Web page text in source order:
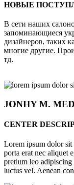
НОВЫЕ
В сети наших
запоминающиеся
дизайнеров, таких
многие другие.
тд.
JONHYM.
CENTER
Lorem ipsum dolor sit
porta erat nec aliquet
pretium leo adipiscing
luctus vel. Aenean